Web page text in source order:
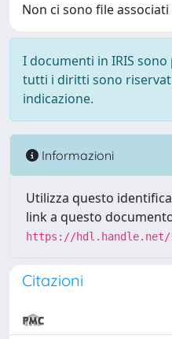
Non ci sono file
I documenti in IRIS
tutti i diritti sono
indicazione.
Informazioni
Utilizza questo
link a questo
https://hdl.handle.net/
Citazioni